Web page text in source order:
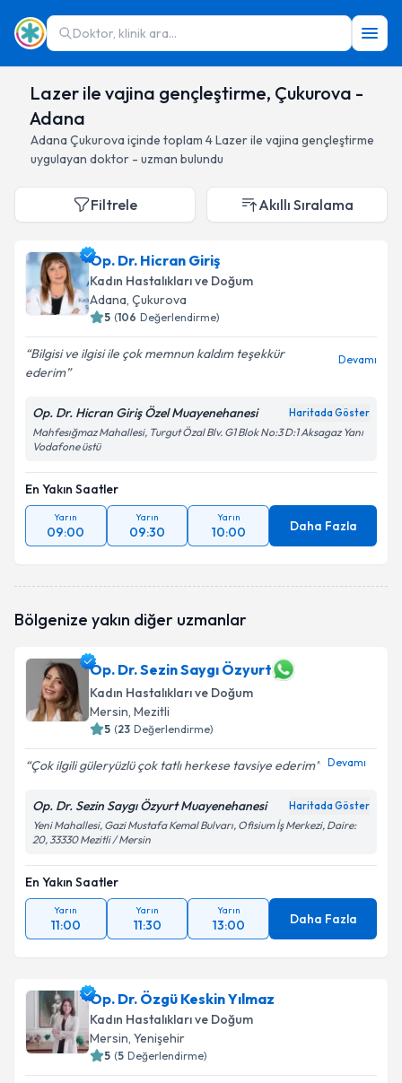
Doktor, klinik ara...
Lazer ile vajina gençleştirme, Çukurova -
Adana
Adana Çukurova içinde toplam 4Lazer ile vajina gençleştirme
uygulayan doktor - uzman bulundu
Filtrele Akıllı Sıralama
Op. Dr. Hicran Giriş
Kadın Hastalıkları ve Doğum
Adana, Çukurova
5 (106 Değerlendirme)
Bilgisi ve ilgisi ile çok memnun kaldım teşekkür
ederim
Devamı
Op. Dr. Hicran Giriş Özel Muayenehanesi Haritada Göster
Mahfesığmaz Mahallesi, Turgut Özal Blv. G1 Blok No:3 D:1 Aksagaz Yanı
Vodafone üstü
En Yakın Saatler
Yarın
09:00
Yarın
09:30
Yarın
10:00 Daha Fazla
Bölgenize yakın diğer uzmanlar
Op. Dr. Sezin Saygı Özyurt
Kadın Hastalıkları ve Doğum
Mersin, Mezitli
5 (23 Değerlendirme)
Çok ilgili güleryüzlü çok tatlı herkese tavsiye ederim Devamı
Op. Dr. Sezin Saygı Özyurt Muayenehanesi Haritada Göster
Yeni Mahallesi, Gazi Mustafa Kemal Bulvarı, Ofisium İş Merkezi, Daire:
20, 33330 Mezitli / Mersin
En Yakın Saatler
Yarın
11:00
Yarın
11:30
Yarın
13:00 Daha Fazla
Op. Dr. Özgü Keskin Yılmaz
Kadın Hastalıkları ve Doğum
Mersin, Yenişehir
5 (5 Değerlendirme)